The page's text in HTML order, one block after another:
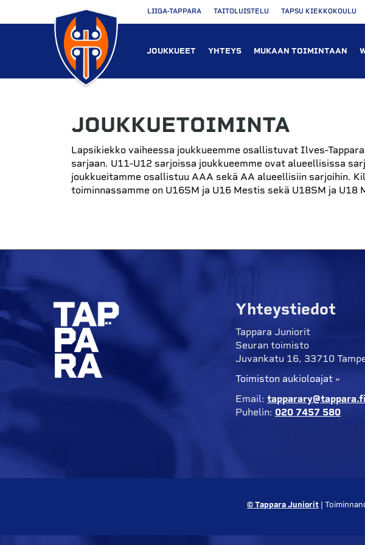
LIIGA-TAPPARA TAITOLUISTELU TAPSU KIEKKOKOULU
JOUKKUEET YHTEYS MUKAAN TOIMINTAAN
JOUKKUETOIMINTA
Lapsikiekko vaiheessa joukkueemme osallistuvat Ilves-
sarjaan. U11-U12 sarjoissa joukkueemme ovat alueellisissa
joukkueitamme osallistuu AAA sekä AA alueellisiin sarjoihin.
toiminnassamme on U16SM ja U16 Mestis sekä U18SM ja U18
Yhteystiedot
Tappara Juniorit
Seuran toimisto
Juvankatu 16, 33710
Toimiston aukioloajat »
Email: tapparary@tappara.fi
Puhelin: 020 7457 580
© Tappara Juniorit |